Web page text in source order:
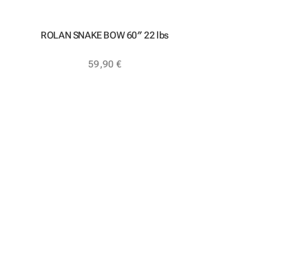
59,90 €
ROLAN SNAKE BOW 60″ 22 lbs